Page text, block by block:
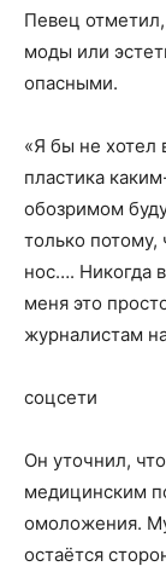
Певец
моды или
опасными.
«Я бы не хотел
пластика
обозримом
только потому,
нос…. Никогда
меня это
журналистам
соцсети
Он уточнил,
медицинским
омоложения.
остаётся